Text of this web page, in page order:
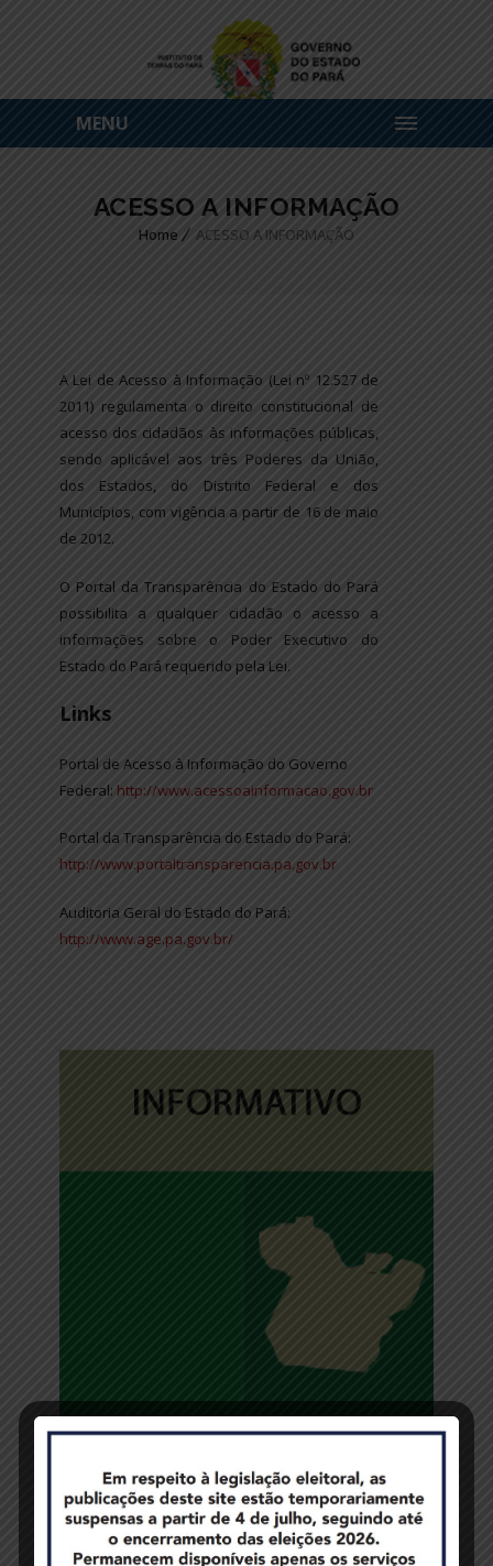
MENU
ACESSO A INFORMAÇÃO
Home ACESSO A INFORMAÇÃO
A Lei de Acesso à Informação (Lei nº 12.527 de
2011) regulamenta o direito constitucional de
acesso dos cidadãos às informações públicas,
sendo aplicável aos três Poderes da União,
dos Estados, do Distrito Federal e dos
Municípios, com vigência a partir de 16 de maio
de 2012.
O Portal da Transparência do Estado do Pará
possibilita a qualquer cidadão o acesso a
informações sobre o Poder Executivo do
Estado do Pará requerido pela Lei.
Links
Portal de Acesso à Informação do Governo
Federal: http://www.acessoainformacao.gov.br
Portal da Transparência do Estado do Pará:
http://www.portaltransparencia.pa.gov.br
Auditoria Geral do Estado do Pará:
http://www.age.pa.gov.br/